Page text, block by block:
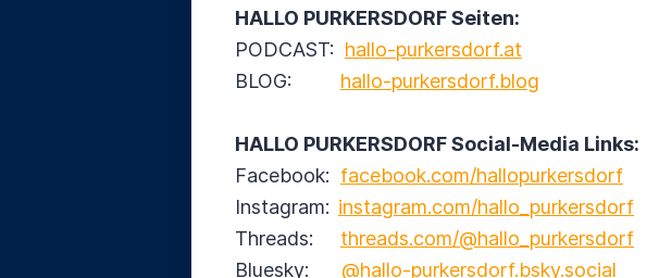
HALLO PURKERSDORF Seiten:
PODCAST: hallo-purkersdorf.at
BLOG: hallo-purkersdorf.blog
HALLO PURKERSDORF Social-Media Links:
Facebook: facebook.com/hallopurkersdorf
Instagram: instagram.com/hallo_purkersdorf
Threads: threads.com/@hallo_purkersdorf
Bluesky: @hallo-purkersdorf.bsky.social